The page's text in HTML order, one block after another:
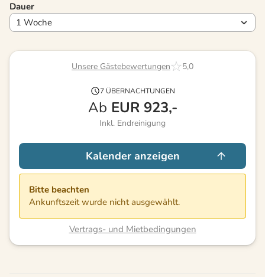
Dauer
Unsere Gästebewertungen 5,0
7 ÜBERNACHTUNGEN
Ab EUR 923,-
Inkl. Endreinigung
Kalender anzeigen
Bitte beachten
Ankunftszeit wurde nicht ausgewählt.
Vertrags- und Mietbedingungen